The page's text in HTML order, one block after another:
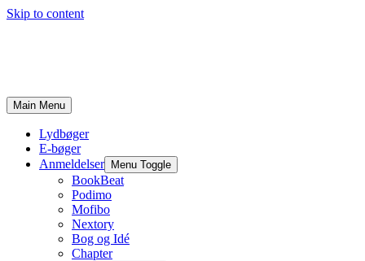
Skip to content
Main Menu
Lydbøger
E-bøger
Anmeldelser
Menu Toggle
BookBeat
Podimo
Mofibo
Nextory
Bog og Idé
Chapter